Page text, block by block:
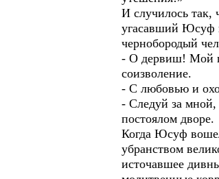
И случилось
угасавший Юсуф
чернобородый
- О дервиш! Мой
соизволение.
- С любовью и
- Следуй за
постоялом дворе.
Когда Юсуф
убранством
источавшее